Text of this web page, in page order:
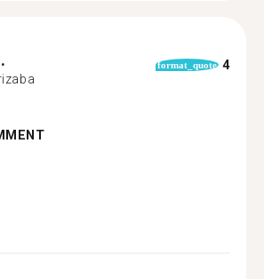
format_quote 4